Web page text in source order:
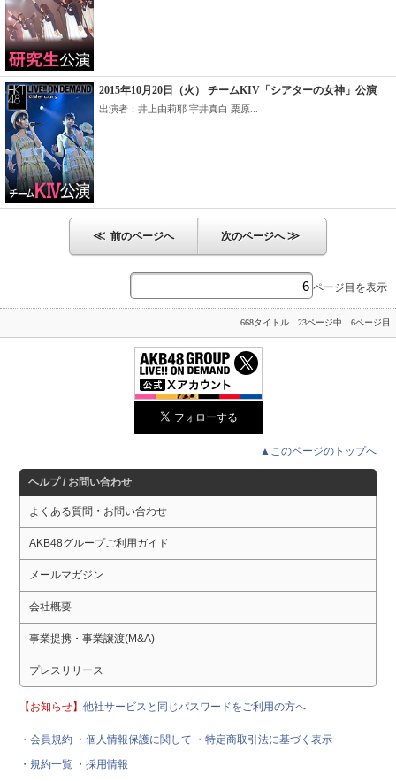
2015年10月20日（火） チームKIV「シアターの女神」公演
出演者：井上由莉耶 宇井真白 栗原...
≪ 前のページへ 次のページへ≫
ページ目を表示
668タイトル 23ページ中 6ページ目
▲このページのトップへ
ヘルプ / お問い合わせ
よくある質問・お問い合わせ
AKB48グループご利用ガイド
メールマガジン
会社概要
事業提携・事業譲渡(M&A)
プレスリリース
【お知らせ】他社サービスと同じパスワードをご利用の方へ
・会員規約 ・個人情報保護に関して
・特定商取引法に基づく表示
・規約一覧 ・採用情報